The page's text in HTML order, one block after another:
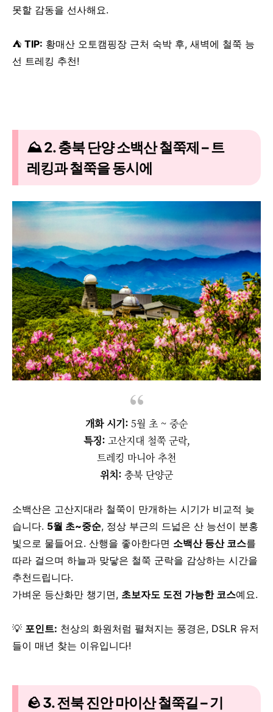
못할 감동을 선사해요.
⛺ TIP: 황매산 오토캠핑장 근처 숙박 후, 새벽에 철쭉 능
선 트레킹 추천!
⛰️ 2. 충북 단양 소백산 철쭉제 – 트
레킹과 철쭉을 동시에
개화 시기: 5월 초 ~ 중순
특징:고산지대 철쭉 군락,
트레킹 마니아 추천
위치: 충북 단양군
소백산은 고산지대라 철쭉이 만개하는 시기가 비교적 늦
습니다. 5월 초~중순, 정상 부근의 드넓은 산 능선이 분홍
빛으로 물들어요. 산행을 좋아한다면 소백산 등산 코스를
따라 걸으며 하늘과 맞닿은 철쭉 군락을 감상하는 시간을
추천드립니다.
가벼운 등산화만 챙기면, 초보자도 도전 가능한 코스예요.
💡 포인트: 천상의 화원처럼 펼쳐지는 풍경은, DSLR 유저
들이 매년 찾는 이유입니다!
🪨 3. 전북 진안 마이산 철쭉길 – 기